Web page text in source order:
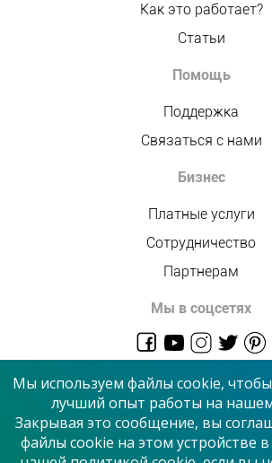
Как это работает?
Статьи
Помощь
Поддержка
Связаться с нами
Бизнес
Платные услуги
Сотрудничество
Партнерам
Мы в соцсетях
© 2026 “Сервисный центр”
Мы используем файлы cookie,
лучший опыт работы на
Закрывая это сообщение, вы
файлы cookie на этом устройстве в